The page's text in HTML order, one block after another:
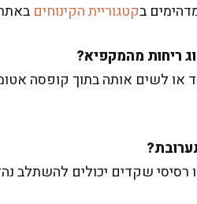
בקטגוריית הקינוחים
או לשים אותה בתוך קופסה
שקדים יכולים להשתלב